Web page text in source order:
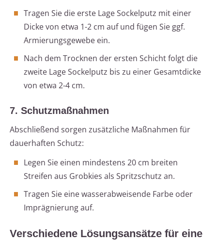
Tragen Sie die erste Lage Sockelputz mit einer
Dicke von etwa 1-2 cm auf und fügen Sie ggf.
Armierungsgewebe ein.
Nach dem Trocknen der ersten Schicht folgt die
zweite Lage Sockelputz bis zu einer Gesamtdicke
von etwa 2-4 cm.
7. Schutzmaßnahmen
Abschließend sorgen zusätzliche Maßnahmen für
dauerhaften Schutz:
Legen Sie einen mindestens 20 cm breiten
Streifen aus Grobkies als Spritzschutz an.
Tragen Sie eine wasserabweisende Farbe oder
Imprägnierung auf.
Verschiedene Lösungsansätze für eine